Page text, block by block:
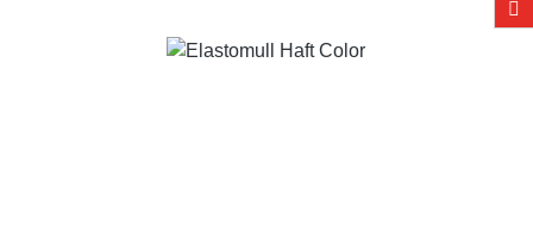
Bildergalerie überspringen